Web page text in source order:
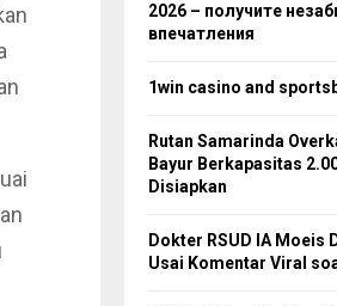
2026 – получите
впечатления
1win casino and
Rutan Samarinda
Bayur Berkapasitas
Disiapkan
Dokter RSUD IA Moeis
Usai Komentar Viral